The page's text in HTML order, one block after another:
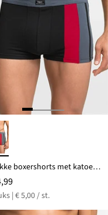
Strakke boxershorts met katoen (set van 3)
| € 5,00 / st.